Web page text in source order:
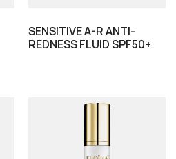
SENSITIVE A-R ANTI-
REDNESS FLUID SPF50+